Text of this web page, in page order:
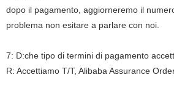
dopo il pagamento, aggiorneremo il
problema non esitare a parlare con noi.
7: D:che tipo di termini di pagamento
R: Accettiamo T/T, Alibaba Assurance